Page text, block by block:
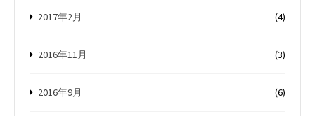
2017年2月 (4)
2016年11月 (3)
2016年9月 (6)